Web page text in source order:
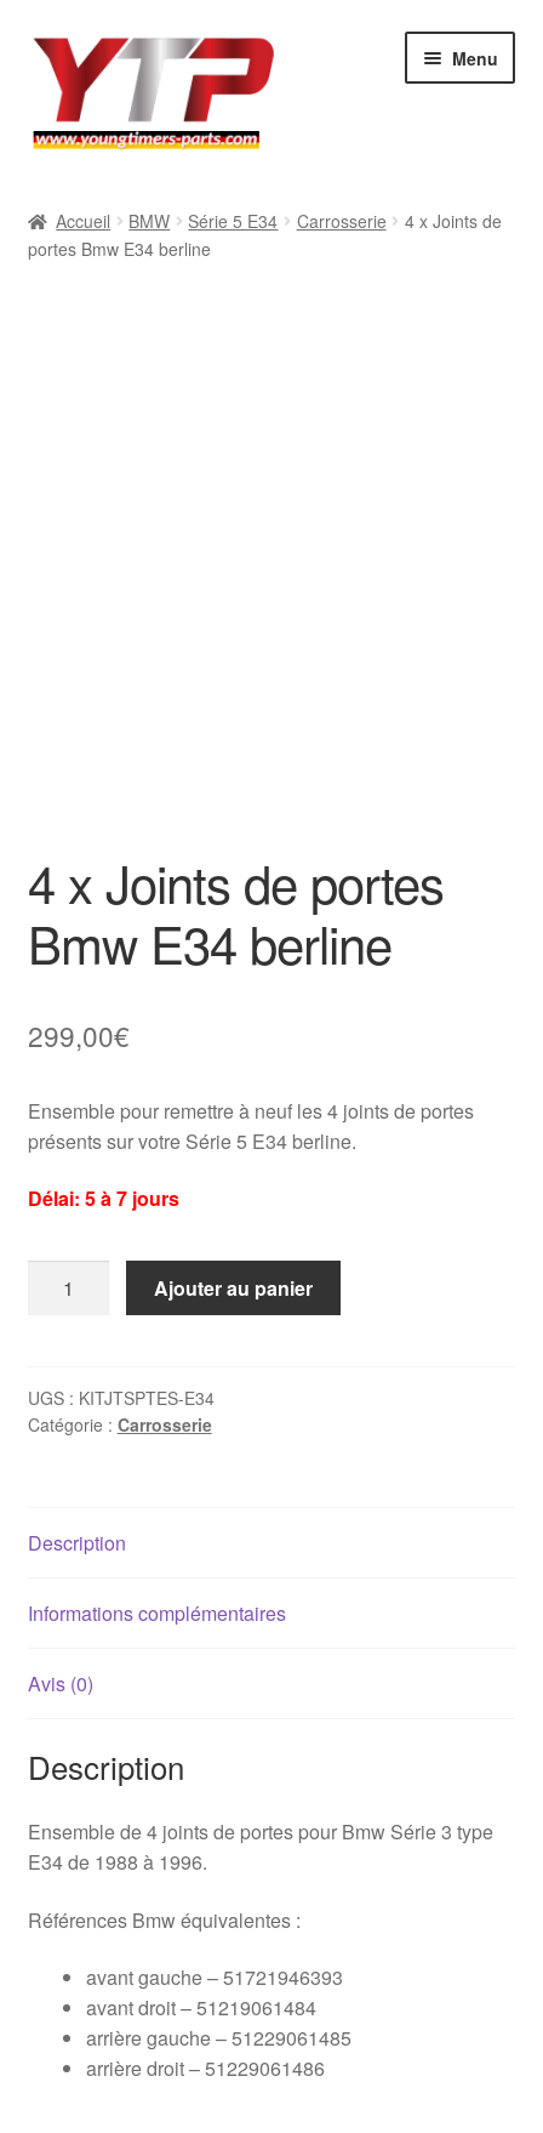
Aller
navigation
Aller
contenu
Menu
BMW
Accueil BMW Série 5 E34 Carrosserie
4 x Joints de
portes Bmw E34 berline
4 x Joints de portes
Bmw E34 berline
299,00€
Ensemble pour remettre à neuf les 4 joints de portes
présents sur votre Série 5 E34 berline.
Délai: 5 à 7 jours
Joints
de
berline
Ajouter au panier
UGS : KITJTSPTES-E34
Catégorie : Carrosserie
Description
Informations complémentaires
Avis (0)
Description
Ensemble de 4 joints de portes pour Bmw Série 3 type
E34 de 1988 à 1996.
Références Bmw équivalentes :
avant gauche – 51721946393
avant droit – 51219061484
arrière gauche – 51229061485
arrière droit – 51229061486